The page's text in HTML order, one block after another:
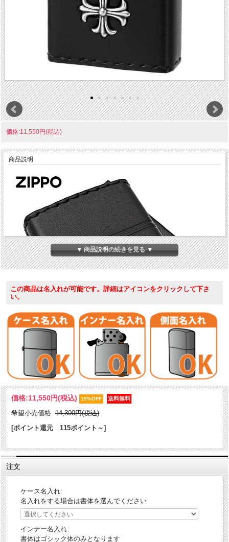
価格:11,550円(税込)
商品説明
靴や財布、バック等多くの革製品で使用される牛革。厚みがあり強度
や耐久性に優れている革です。革製品は、使えば使うほど味わいが増
します。シワやムラがありますが、革製品ゆえの風合いです。ZIPPO
毎に個体差がございますので、予めご了承下さい。
加工表面処理：牛革巻｜メタル貼り
▼ 商品説明の続きを見る ▼
この商品は名入れが可能です。詳細はアイコンをクリックして下さ
い。
価格:11,550円(税込) 19%OFF
希望小売価格: 14,300円(税込)
[ポイント還元 115ポイント～]
注文
ケース名入れ:
名入れをする場合は書体を選んでください
インナー名入れ:
書体はゴシック体のみとなります